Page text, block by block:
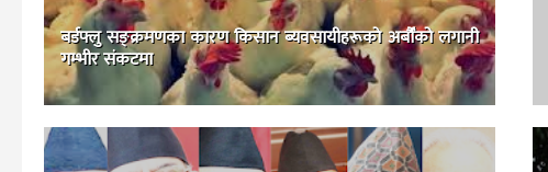
बर्डफ्लु सङ्क्रमणका कारण किसान ब्यवसायीहरूकाे अर्बौँको लगानी
गम्भीर संकटमा